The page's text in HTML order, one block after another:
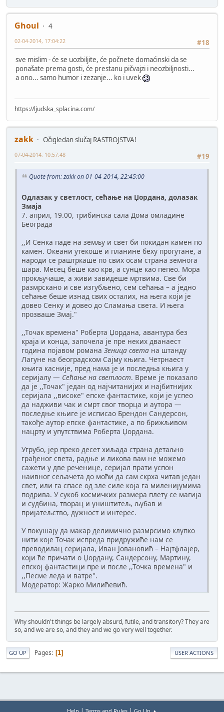
Ghoul
4
#18
02-04-2014, 17:04:22
sve mislim - će se uozbiljite, će počnete domaćinski da se
ponašate prema gosti, će prestanu pičvajzi i neozbiljnosti...
a ono... samo humor i zezanje... ko i uvek
https://ljudska_splacina.com/
zakk
Očigledan slučaj RASTROJSTVA!
#19
07-04-2014, 10:57:48
Quote from: zakk on 01-04-2014, 22:45:00
Одлазак у светлост, сећање на Џордана, долазак
Змаја
7. април, 19.00, трибинска сала Дома омладине
Београда
,,И Сенка паде на земљу и свет би покидан камен по
камен. Океани утекоше и планине беху прогутане, а
народи се раштркаше по свих осам страна земнога
шара. Месец беше као крв, а сунце као пепео. Мора
прокључаше, а живи завидеше мртвима. Све би
размрскано и све изгубљено, сем сећања – а једно
сећање беше изнад свих осталих, на њега који је
довео Сенку и довео до Сламања света. И њега
прозваше Змај."
,,Точак времена" Роберта Џордана, авантура без
краја и конца, започела је пре неких дванаест
година појавом романа Зеница света на штанду
Лагуне на београдском Сајму књига. Четрнаест
књига касније, пред нама је и последња књига у
серијалу — Сећање на светлост. Време је показало
да је ,,Точак" један од најчитанијих и најбитнијих
серијала ,,високе" епске фантастике, који је успео
да надживи чак и смрт свог творца и аутора —
последње књиге је исписао Брендон Сандерсон,
такође аутор епске фантастике, а по брижљивом
нацрту и упутствима Роберта Џордана.
Угрубо, јер преко десет хиљада страна детаљно
грађеног света, радње и ликова вам не можемо
сажети у две реченице, серијал прати успон
наивног сељачета до моћи да сам скрха читав један
свет, или га спасе од зле силе која га миленијумима
подрива. У сукоб космичких размера плету се магија
и судбина, творац и уништитељ, љубав и
пријатељство, дужност и интерес.
У покушају да макар делимично размрсимо клупко
нити које Точак испреда придружиће нам се
преводилац серијала, Иван Јовановић – Најтфлајер,
који ће причати о Џордану, Сандерсону, Мартину,
епској фантастици пре и после ,,Точка времена" и
,,Песме леда и ватре".
Модератор: Жарко Милићевић.
Why shouldn't things be largely absurd, futile, and transitory? They are
so, and we are so, and they and we go very well together.
GO UP Pages 1 USER ACTIONS